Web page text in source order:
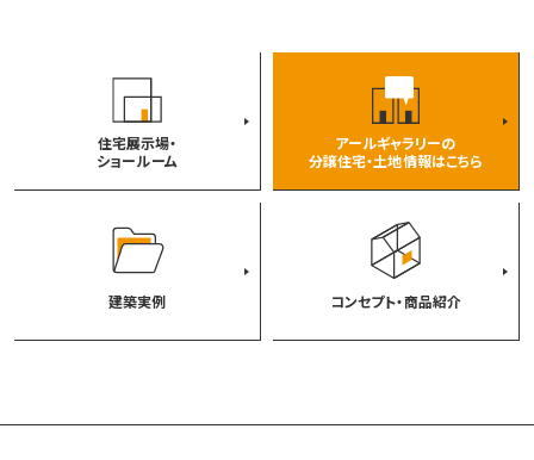
住宅展示場・
ショールーム
アールギャラリーの
分譲住宅・土地情報はこちら
建築実例 コンセプト・商品紹介